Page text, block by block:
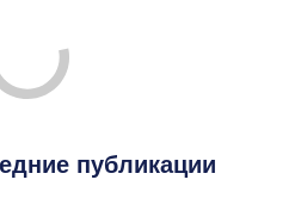
публикации